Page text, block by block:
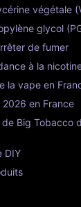
végétale
glycol
de fumer
à la
la vape en
2026 en France
Big Tobacco
DIY